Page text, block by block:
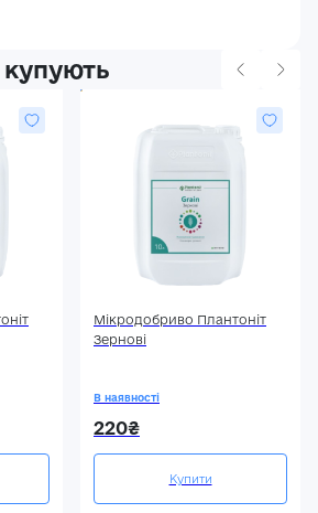
Мікродобриво Плантоніт
Зернові
В наявності
220₴
Купити